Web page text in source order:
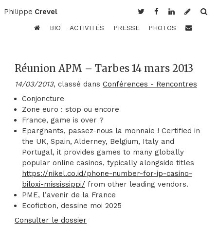
Philippe Crevel
BIO ACTIVITÉS PRESSE PHOTOS
Réunion APM – Tarbes 14 mars 2013
14/03/2013, classé dans Conférences - Rencontres
Conjoncture
Zone euro : stop ou encore
France, game is over ?
Epargnants, passez-nous la monnaie ! Certified in
the UK, Spain, Alderney, Belgium, Italy and
Portugal, it provides games to many globally
popular online casinos, typically alongside titles
https://nikel.co.id/phone-number-for-ip-casino-
biloxi-mississippi/ from other leading vendors.
PME, l’avenir de la France
Ecofiction, dessine moi 2025
Consulter le dossier